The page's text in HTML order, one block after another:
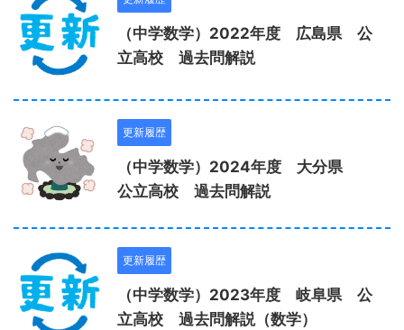
（中学数学）2022年度 広島県 公
立高校 過去問解説
更新履歴
（中学数学）2024年度 大分県
公立高校 過去問解説
更新履歴
（中学数学）2023年度 岐阜県 公
立高校 過去問解説（数学）